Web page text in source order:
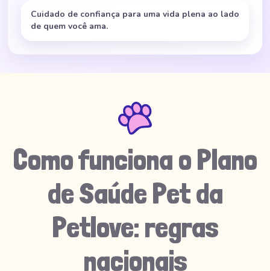
Cuidado de confiança para uma vida plena ao lado
de quem você ama.
Como funciona o Plano
de Saúde Pet da
Petlove: regras
nacionais